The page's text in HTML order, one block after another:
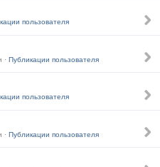
пользователя
Сообщений: 0 · Группа: Пользователи · Публикации пользователя
пользователя
Сообщений: 6 · Группа: Пользователи · Публикации пользователя